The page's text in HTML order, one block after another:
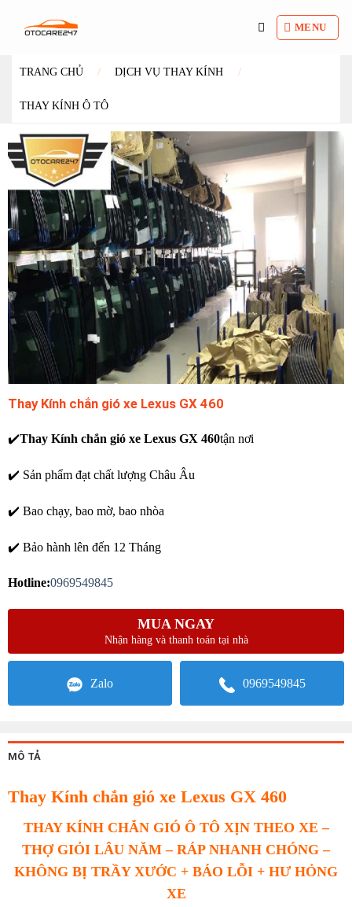
dung
MENU
TRANG CHỦ / DỊCH VỤ THAY KÍNH /
THAY KÍNH Ô TÔ
Thay Kính chắn gió xe Lexus GX 460
✔️Thay Kính chắn gió xe Lexus GX 460tận nơi
✔️ Sản phẩm đạt chất lượng Châu Âu
✔️ Bao chạy, bao mờ, bao nhòa
✔️ Bảo hành lên đến 12 Tháng
Hotline:0969549845
MUA NGAY
Nhận hàng và thanh toán tại nhà
Zalo 0969549845
MÔ TẢ
Thay Kính chắn gió xe Lexus GX 460
THAY KÍNH CHẮN GIÓ Ô TÔ XỊN THEO XE –
THỢ GIỎI LÂU NĂM – RÁP NHANH CHÓNG –
KHÔNG BỊ TRẦY XƯỚC + BÁO LỖI + HƯ HỎNG
XE